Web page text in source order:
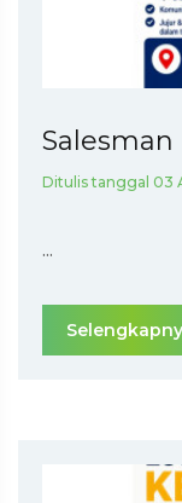
Salesman
Ditulis tanggal 03
...